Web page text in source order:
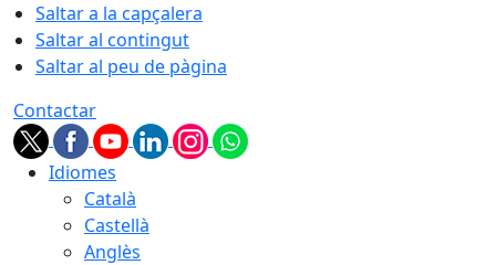
Saltar a la capçalera
Saltar al contingut
Saltar al peu de pàgina
Contactar
Idiomes
Català
Castellà
Anglès